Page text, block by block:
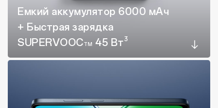
Емкий аккумулятор 6000 мАч
+ Быстрая зарядка
SUPERVOOCTM 45 Вт 3